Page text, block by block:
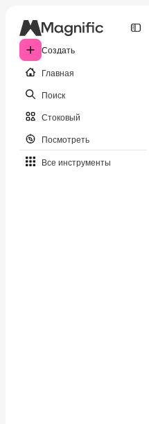
Создать
Главная
Поиск
Стоковый
Посмотреть
Все инструменты